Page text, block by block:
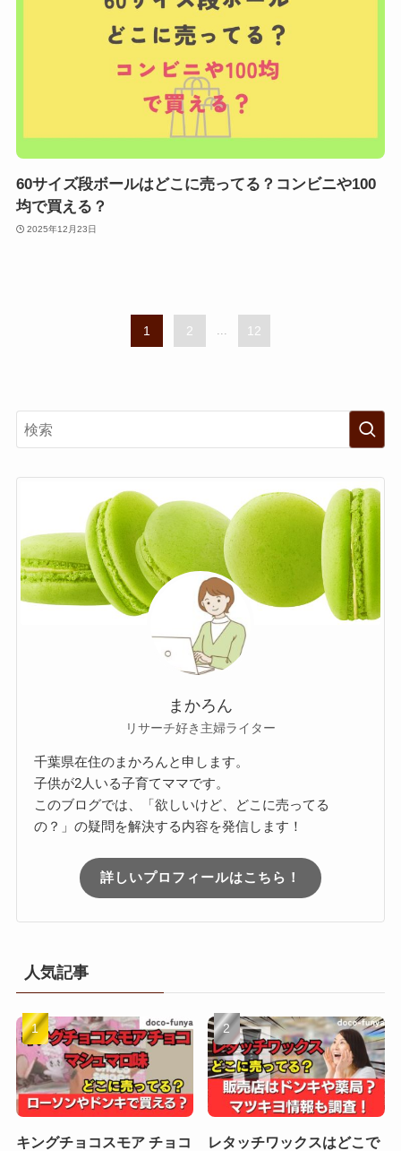
60サイズ段ボールはどこに売ってる？コンビニや100
均で買える？
2025年12月23日
1 2 ... 12
まかろん
リサーチ好き主婦ライター
千葉県在住のまかろんと申します。
子供が2人いる子育てママです。
このブログでは、「欲しいけど、どこに売ってる
の？」の疑問を解決する内容を発信します！
詳しいプロフィールはこちら！
人気記事
キングチョコスモア チョコ
レタッチワックスはどこで